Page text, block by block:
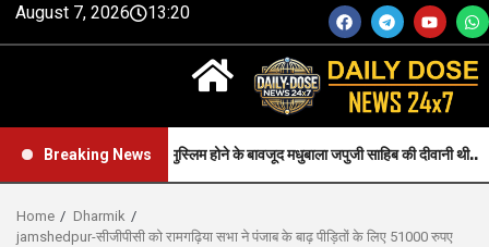
August 7, 2026 13:20
Breaking News
Faith-जन्म से मुस्लिम होने के बावजूद मधुबाला जपुजी साहिब की दीवानी थी..
Home
Dharmik
jamshedpur-सीजीपीसी को रामगढ़िया सभा ने पंजाब के बाढ़ पीड़ितों के लिए 51000 रुपए